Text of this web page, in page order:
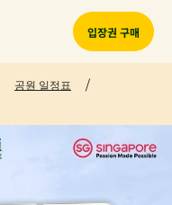
입장권 구매
공원 일정표